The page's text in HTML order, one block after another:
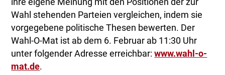
ihre eigene Meinung mit den Positionen der zur
Wahl stehenden Parteien vergleichen, indem sie
vorgegebene politische Thesen bewerten. Der
Wahl-O-Mat ist ab dem 6. Februar ab 11:30 Uhr
unter folgender Adresse erreichbar:www.wahl-o-
mat.de.